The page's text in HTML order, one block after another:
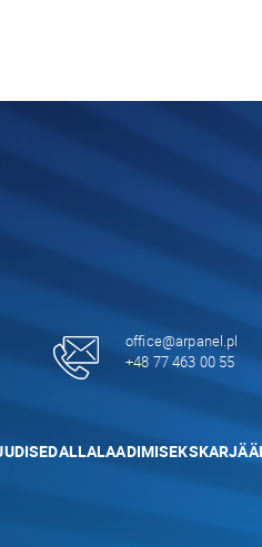
office@arpanel.pl
+48 77 463 00 55
ALLALAADIMISEKS